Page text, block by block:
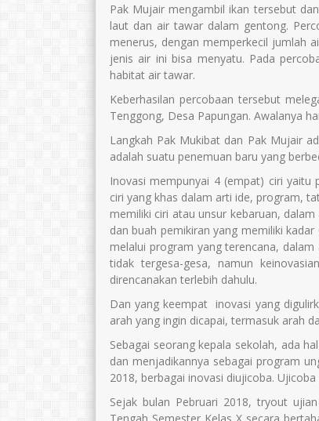
Pak Mujair mengambil ikan tersebut
laut dan air tawar dalam gentong.
menerus, dengan memperkecil jumlah
jenis air ini bisa menyatu. Pada
habitat air tawar.
Keberhasilan percobaan tersebut
Tenggong, Desa Papungan. Awalanya
Langkah Pak Mukibat dan Pak Mujair
adalah suatu penemuan baru yang
Inovasi mempunyai 4 (empat) ciri
ciri yang khas dalam arti ide, program,
memiliki ciri atau unsur kebaruan,
dan buah pemikiran yang memiliki
melalui program yang terencana,
tidak tergesa-gesa, namun
direncanakan terlebih dahulu.
Dan yang keempat inovasi yang
arah yang ingin dicapai, termasuk arah
Sebagai seorang kepala sekolah, ada
dan menjadikannya sebagai program
2018, berbagai inovasi diujicoba.
Sejak bulan Pebruari 2018, tryout